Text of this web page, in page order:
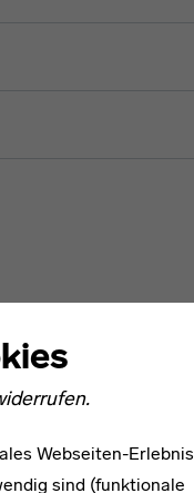
Webseiten-Erlebnis
sind (funktionale